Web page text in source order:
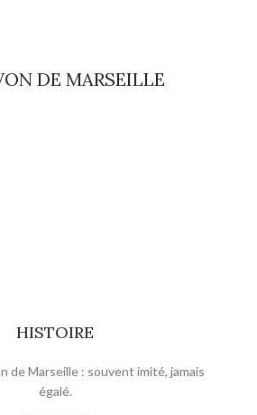
DE MARSEILLE
HISTOIRE
de Marseille : souvent imité, jamais
égalé.